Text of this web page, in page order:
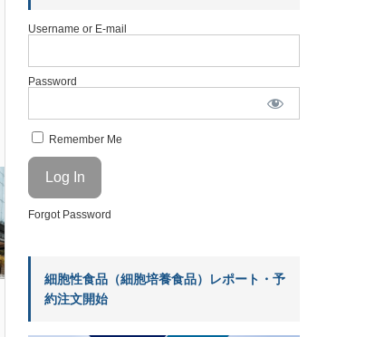
Username or E-mail
Password
Remember Me
Forgot Password
細胞性食品（細胞培養食品）レポート・予
約注文開始